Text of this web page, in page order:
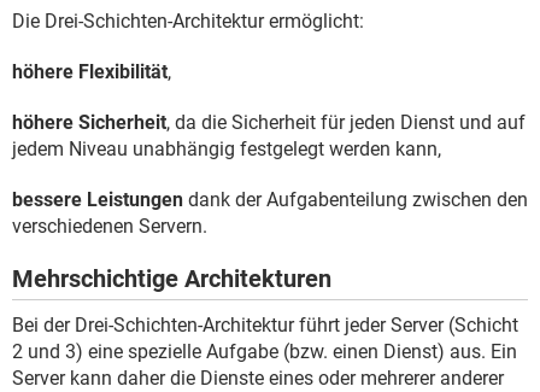
Die Drei-Schichten-Architektur ermöglicht:
höhere Flexibilität,
höhere Sicherheit, da die Sicherheit für jeden Dienst und auf
jedem Niveau unabhängig festgelegt werden kann,
bessere Leistungen dank der Aufgabenteilung zwischen den
verschiedenen Servern.
Mehrschichtige Architekturen
Bei der Drei-Schichten-Architektur führt jeder Server (Schicht
2 und 3) eine spezielle Aufgabe (bzw. einen Dienst) aus. Ein
Server kann daher die Dienste eines oder mehrerer anderer